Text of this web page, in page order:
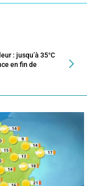
: jusqu’à 35°C
en fin de